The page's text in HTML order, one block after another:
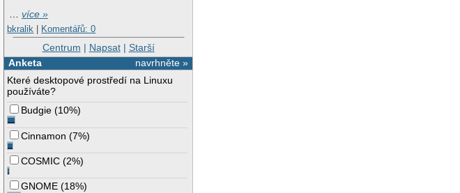
…více »
bkralik
Komentářů: 0
Centrum | Napsat| Starší
navrhněte »
Anketa
Které desktopové prostředí na Linuxu
používáte?
Budgie (10%)
Cinnamon (7%)
COSMIC (2%)
GNOME (18%)